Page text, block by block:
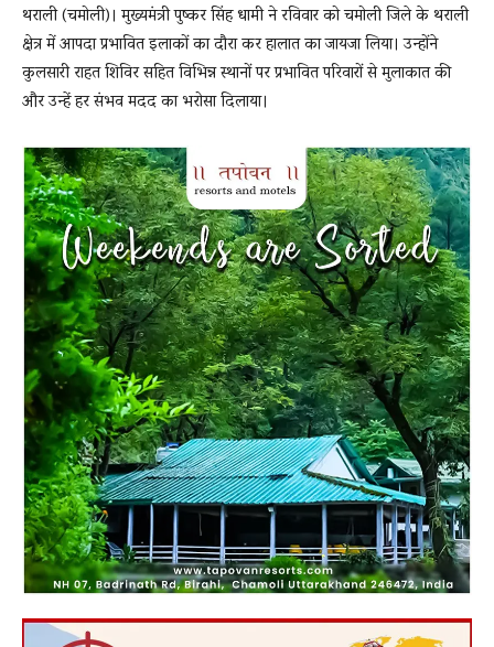
थराली (चमोली)। मुख्यमंत्री पुष्कर सिंह धामी ने रविवार को चमोली जिले के थराली
क्षेत्र में आपदा प्रभावित इलाकों का दौरा कर हालात का जायजा लिया। उन्होंने
कुलसारी राहत शिविर सहित विभिन्न स्थानों पर प्रभावित परिवारों से मुलाकात की
और उन्हें हर संभव मदद का भरोसा दिलाया।